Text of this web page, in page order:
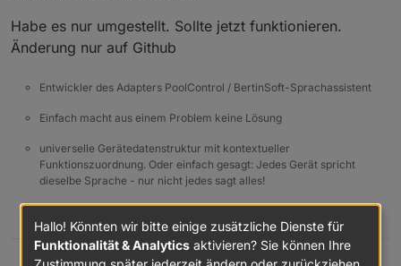
Habe es nur umgestellt. Sollte jetzt funktionieren.
Änderung nur auf Github
Entwickler des Adapters PoolControl / BertinSoft-Sprachassistent
Einfach macht aus einem Problem keine Lösung
universelle Gerätedatenstruktur mit kontextueller
Funktionszuordnung. Oder einfach gesagt: Jedes Gerät spricht
dieselbe Sprache - nur nicht jedes sagt alles!
Hallo! Könnten wir bitte einige zusätzliche Dienste für
Funktionalität & Analytics aktivieren? Sie können Ihre